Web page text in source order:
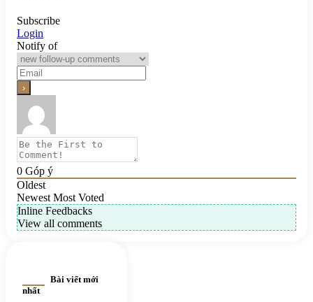
Subscribe
Login
Notify of
0 Góp ý
Oldest
Newest Most Voted
Inline Feedbacks
View all comments
Bài viết mới
nhất